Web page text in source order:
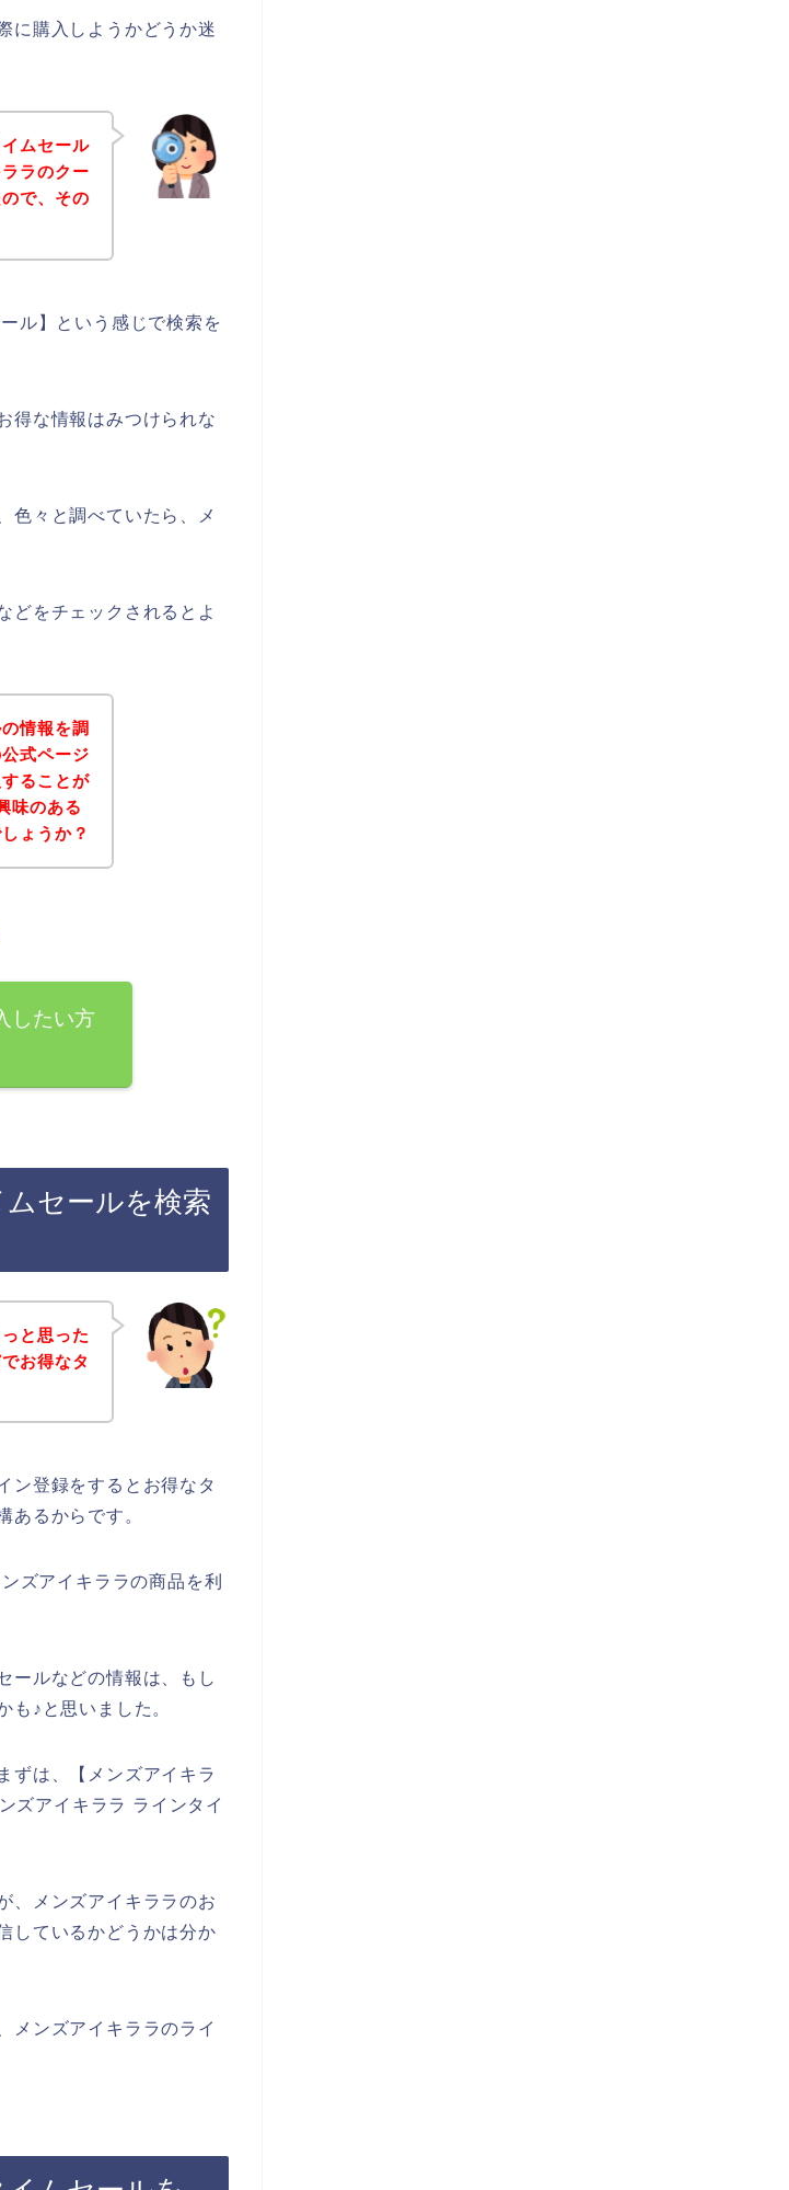
に購入しようかどうか迷
ムセール
ラのクー
で、その
ル】という感じで検索を
得な情報はみつけられな
色々と調べていたら、メ
どをチェックされるとよ
情報を調
式ページ
ることが
味のある
ょうか？
したい方
セールを検索
と思った
お得なタ
ン登録をするとお得なタ
あるからです。
ズアイキララの商品を利
ールなどの情報は、もし
も♪と思いました。
ずは、【メンズアイキラ
ズアイキララ ラインタイ
、メンズアイキララのお
しているかどうかは分か
メンズアイキララのライ